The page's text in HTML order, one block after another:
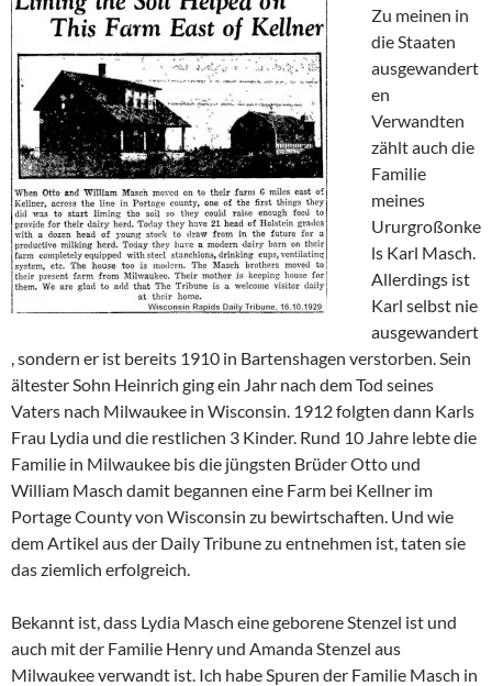
Zu meinen in
die Staaten
ausgewandert
en
Verwandten
zählt auch die
Familie
meines
Ururgroßonke
ls Karl Masch.
Allerdings ist
Karl selbst nie
ausgewandert
, sondern er ist bereits 1910 in Bartenshagen verstorben. Sein
ältester Sohn Heinrich ging ein Jahr nach dem Tod seines
Vaters nach Milwaukee in Wisconsin. 1912 folgten dann Karls
Frau Lydia und die restlichen 3 Kinder. Rund 10 Jahre lebte die
Familie in Milwaukee bis die jüngsten Brüder Otto und
William Masch damit begannen eine Farm bei Kellner im
Portage County von Wisconsin zu bewirtschaften. Und wie
dem Artikel aus der Daily Tribune zu entnehmen ist, taten sie
das ziemlich erfolgreich.
Bekannt ist, dass Lydia Masch eine geborene Stenzel ist und
auch mit der Familie Henry und Amanda Stenzel aus
Milwaukee verwandt ist. Ich habe Spuren der Familie Masch in